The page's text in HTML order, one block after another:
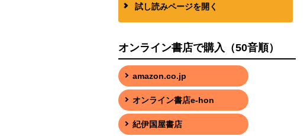
試し読みページを開く
オンライン書店で購入（50音順）
amazon.co.jp
オンライン書店e-hon
紀伊国屋書店